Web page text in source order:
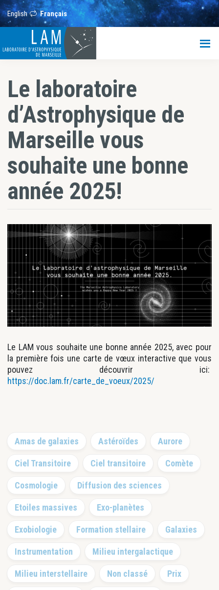
Passer
au
contenu
principal
Passer
à
la
Passer
au
pied
English Français
Le laboratoire
d’Astrophysique de
Marseille vous
souhaite une bonne
année 2025!
Le LAM vous souhaite une bonne année 2025, avec pour
la première fois une carte de vœux interactive que vous
pouvez découvrir ici:
https://doc.lam.fr/carte_de_voeux/2025/
Barre
principale
Amas de galaxies Astéroïdes Aurore
Ciel Transitoire Ciel transitoire Comète
Cosmologie Diffusion des sciences
Etoiles massives Exo-planètes
Exobiologie Formation stellaire Galaxies
Instrumentation Milieu intergalactique
Milieu interstellaire Non classé Prix